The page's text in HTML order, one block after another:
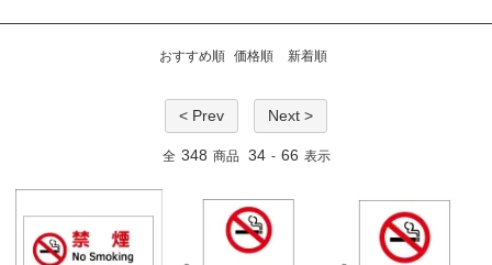
おすすめ順 価格順 新着順
< Prev Next >
全 348 商品 34 - 66 表示